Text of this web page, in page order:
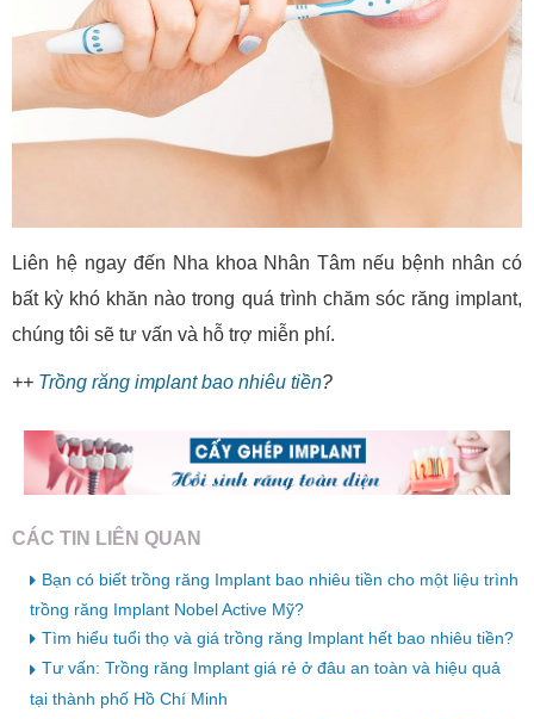
Liên hệ ngay đến Nha khoa Nhân Tâm nếu bệnh nhân có
bất kỳ khó khăn nào trong quá trình chăm sóc răng implant,
chúng tôi sẽ tư vấn và hỗ trợ miễn phí.
++ Trồng răng implant bao nhiêu tiền?
CÁC TIN LIÊN QUAN
Bạn có biết trồng răng Implant bao nhiêu tiền cho một liệu trình
trồng răng Implant Nobel Active Mỹ?
Tìm hiểu tuổi thọ và giá trồng răng Implant hết bao nhiêu tiền?
Tư vấn: Trồng răng Implant giá rẻ ở đâu an toàn và hiệu quả
tại thành phố Hồ Chí Minh